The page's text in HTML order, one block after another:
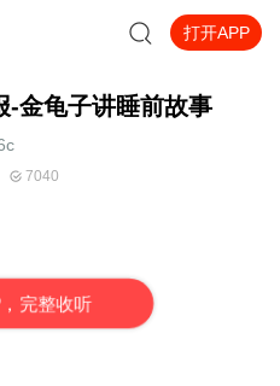
打开APP
-金龟子讲睡前故事
7040
完整收听